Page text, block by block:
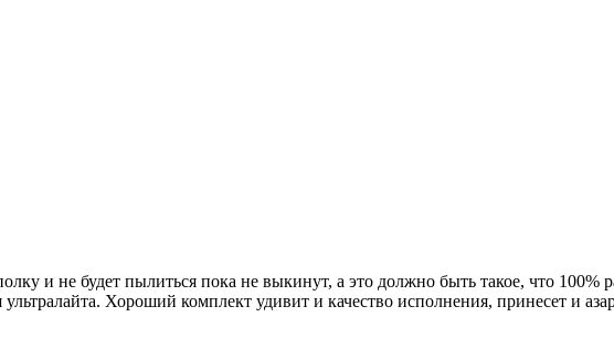
и не будет пылиться пока не выкинут, а это должно быть такое, что 100%
Хороший комплект удивит и качество исполнения, принесет и